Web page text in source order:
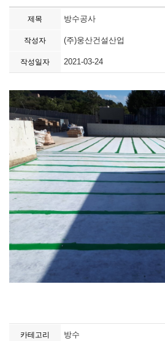
제목 방수공사
작성자 (주)웅산건설산업
작성일자 2021-03-24
카테고리 방수